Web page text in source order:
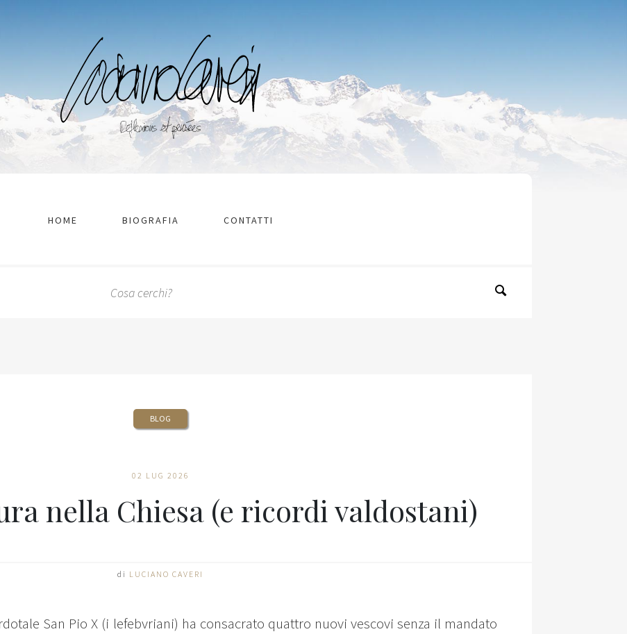
HOME BIOGRAFIA CONTATTI
BLOG
02 LUG 2026
nella Chiesa (e ricordi valdostani)
di LUCIANO CAVERI
San Pio X (i lefebvriani) ha consacrato quattro nuovi vescovi senza il mandato